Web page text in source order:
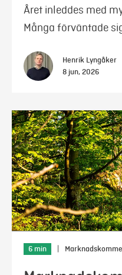
Året inleddes med
Många förväntade
Henrik Lyngåker
8 jun, 2026
6 min